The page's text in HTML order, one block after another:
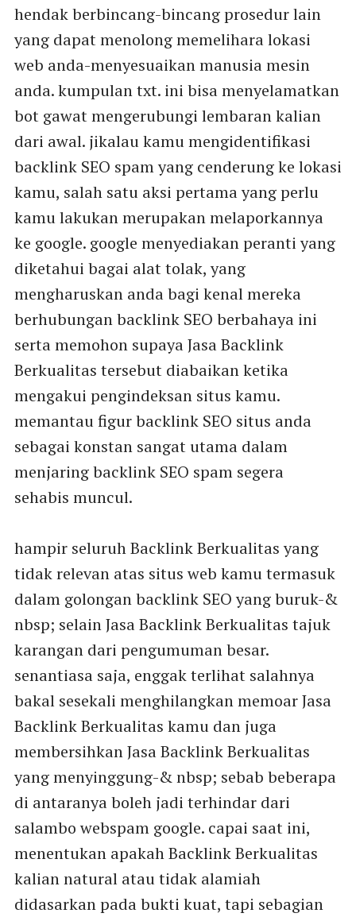
hendak berbincang-bincang prosedur lain
yang dapat menolong memelihara lokasi
web anda-menyesuaikan manusia mesin
anda. kumpulan txt. ini bisa menyelamatkan
bot gawat mengerubungi lembaran kalian
dari awal. jikalau kamu mengidentifikasi
backlink SEO spam yang cenderung ke lokasi
kamu, salah satu aksi pertama yang perlu
kamu lakukan merupakan melaporkannya
ke google. google menyediakan peranti yang
diketahui bagai alat tolak, yang
mengharuskan anda bagi kenal mereka
berhubungan backlink SEO berbahaya ini
serta memohon supaya Jasa Backlink
Berkualitas tersebut diabaikan ketika
mengakui pengindeksan situs kamu.
memantau figur backlink SEO situs anda
sebagai konstan sangat utama dalam
menjaring backlink SEO spam segera
sehabis muncul.
hampir seluruh Backlink Berkualitas yang
tidak relevan atas situs web kamu termasuk
dalam golongan backlink SEO yang buruk-&
nbsp; selain Jasa Backlink Berkualitas tajuk
karangan dari pengumuman besar.
senantiasa saja, enggak terlihat salahnya
bakal sesekali menghilangkan memoar Jasa
Backlink Berkualitas kamu dan juga
membersihkan Jasa Backlink Berkualitas
yang menyinggung-& nbsp; sebab beberapa
di antaranya boleh jadi terhindar dari
salambo webspam google. capai saat ini,
menentukan apakah Backlink Berkualitas
kalian natural atau tidak alamiah
didasarkan pada bukti kuat, tapi sebagian